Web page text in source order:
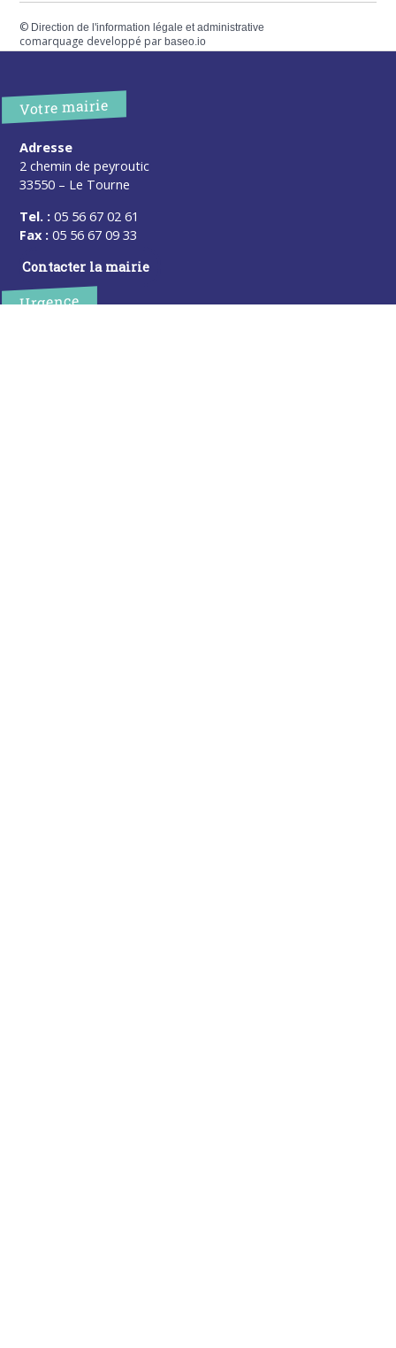
© Direction de l'information légale et administrative
comarquage developpé parbaseo.io
Votre mairie
Adresse
2 chemin de peyroutic
33550 – Le Tourne
Tel. : 05 56 67 02 61
Fax : 05 56 67 09 33
Contacter la mairie
Urgence